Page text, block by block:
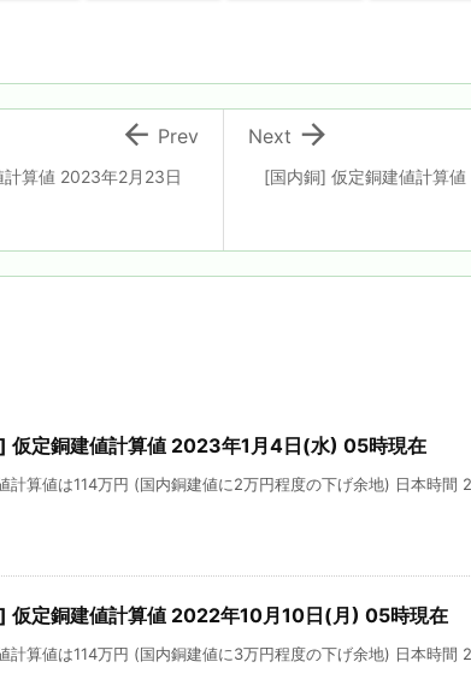
[国内銅] 仮定銅建値計算

Next
算値 2023年2月23日
 Prev
仮定銅建値計算値 2023年1月4日(水) 05時現在
計算値は114万円 (国内銅建値に2万円程度の下げ余地) 日本時間
仮定銅建値計算値 2022年10月10日(月) 05時現在
計算値は114万円 (国内銅建値に3万円程度の下げ余地) 日本時間